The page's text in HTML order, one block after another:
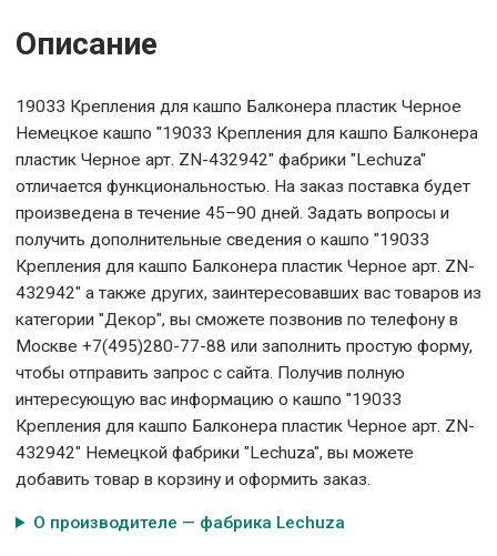
Описание
19033 Крепления для кашпо Балконера пластик Черное
Немецкое кашпо "19033 Крепления для кашпо Балконера
пластик Черное арт. ZN-432942" фабрики "Lechuza"
отличается функциональностью. На заказ поставка будет
произведена в течение 45–90 дней. Задать вопросы и
получить дополнительные сведения о кашпо "19033
Крепления для кашпо Балконера пластик Черное арт. ZN-
432942" а также других, заинтересовавших вас товаров из
категории "Декор", вы сможете позвонив по телефону в
Москве +7(495)280-77-88 или заполнить простую форму,
чтобы отправить запрос с сайта. Получив полную
интересующую вас информацию о кашпо "19033
Крепления для кашпо Балконера пластик Черное арт. ZN-
432942" Немецкой фабрики "Lechuza", вы можете
добавить товар в корзину и оформить заказ.
О производителе — фабрика Lechuza